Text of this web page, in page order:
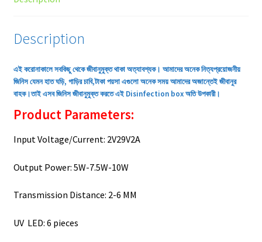
Description
এই করোনাকালে সবকিছু থেকে জীবানুমুক্ত থাকা অত্যাবশ্যক। আমাদের অনেক নিত্যপ্রয়োজনীয়
জিনিস যেমন হাত ঘড়ি, গাড়ির চাবি,টাকা পয়সা এগুলো অনেক সময় আমাদের অজান্তেই জীবানুর
বাহক।তাই এসব জিনিস জীবানুমুক্ত করতে এই Disinfection box অতি উপকারী।
Product Parameters:
Input Voltage/Current: 2V29V2A
Output Power: 5W-7.5W-10W
Transmission Distance: 2-6 MM
UV LED: 6 pieces